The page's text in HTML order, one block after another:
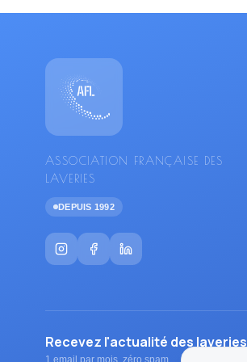
ASSOCIATION FRANÇAISE DES
LAVERIES
DEPUIS 1992
Recevez l'actualité des laveries
1 email par mois, zéro spam.